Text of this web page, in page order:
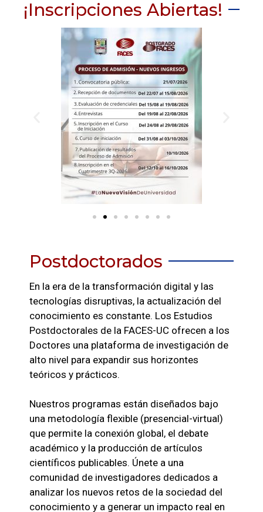
¡Inscripciones Abiertas!
Postdoctorados
En la era de la transformación digital y las
tecnologías disruptivas, la actualización del
conocimiento es constante. Los Estudios
Postdoctorales de la FACES-UC ofrecen a los
Doctores una plataforma de investigación de
alto nivel para expandir sus horizontes
teóricos y prácticos.
Nuestros programas están diseñados bajo
una metodología flexible (presencial-virtual)
que permite la conexión global, el debate
académico y la producción de artículos
científicos publicables. Únete a una
comunidad de investigadores dedicados a
analizar los nuevos retos de la sociedad del
conocimiento y a generar un impacto real en